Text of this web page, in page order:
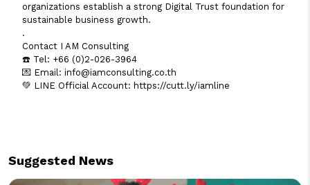
organizations establish a strong Digital Trust foundation for
sustainable business growth.
.
Contact I AM Consulting
☎️ Tel: +66 (0)2-026-3964
💌 Email: info@iamconsulting.co.th
💚 LINE Official Account: https://cutt.ly/iamline
Suggested News